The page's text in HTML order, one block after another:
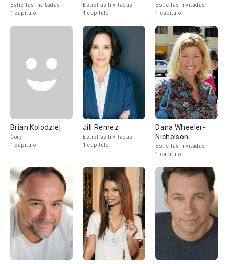
Estrellas Invitadas
1 capítulo
Estrellas Invitadas
1 capítulo
Estrellas Invitadas
1 capítulo
Brian Kolodziej
Cory
1 capítulo
Jill Remez
Estrellas Invitadas
1 capítulo
Dana Wheeler-
Nicholson
Estrellas Invitadas
1 capítulo